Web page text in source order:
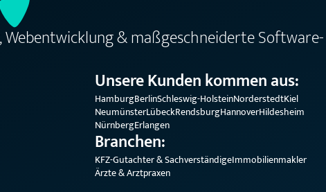
Webentwicklung & maßgeschneiderte Software-
Unsere Kunden kommen aus:
HamburgBerlinSchleswig-HolsteinNorderstedtKiel
NeumünsterLübeckRendsburgHannoverHildesheim
NürnbergErlangen
Branchen:
KFZ-Gutachter & SachverständigeImmobilienmakler
Ärzte & Arztpraxen